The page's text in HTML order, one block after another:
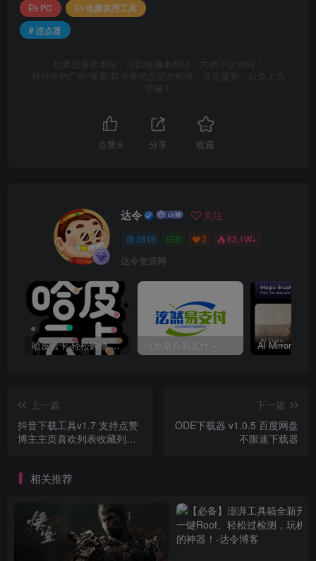
PC
电脑实用工具
# 连点器
如果您喜欢本站，可以收藏本网址，方便下次访问！
软件中的广告/弹窗/群号等信息切勿相信，注意鉴别，以免上当
受骗！
点赞 6 分享 收藏
达令 关注
2619 0 2 63.1W+
达令资源网
哈皮云卡-轻松购物 即买即发 泫然聚合易支付 – 行业领先的免签约支付平台
上一篇
抖音下载工具v1.7 支持点赞
博主主页喜欢列表收藏列表
下一篇
ODE下载器 v1.0.5 百度网盘
不限速下载器
相关推荐